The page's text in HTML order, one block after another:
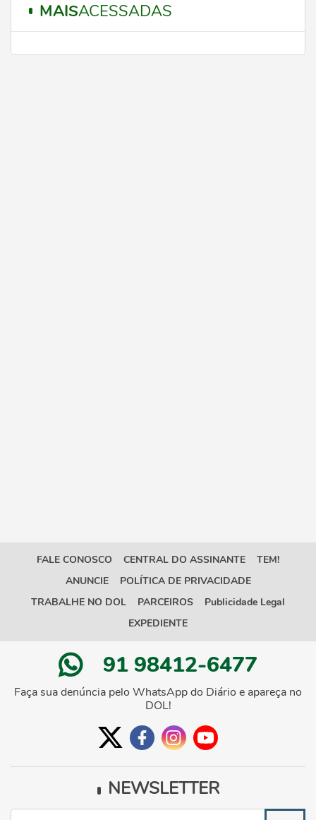
MAISACESSADAS
FALE CONOSCO CENTRAL DO ASSINANTE
TEM!
ANUNCIE
POLÍTICA DE PRIVACIDADE
TRABALHE NO DOL
PARCEIROS
Publicidade Legal
EXPEDIENTE
91 98412-6477
Faça sua denúncia pelo WhatsApp do Diário e apareça no
DOL!
NEWSLETTER